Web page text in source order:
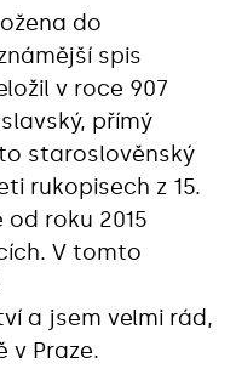
do
spis
v roce 907
přímý
staroslověnský
rukopisech z 15.
od roku 2015
V tomto
a jsem velmi rád,
v Praze.